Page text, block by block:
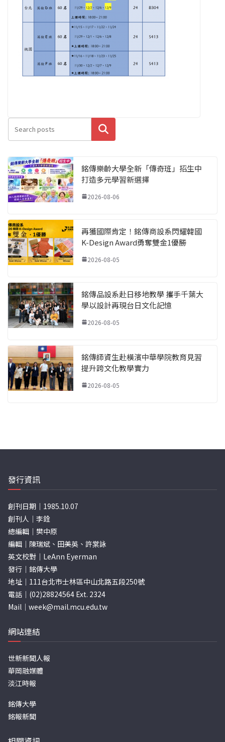
搜尋
銘傳樂齡大學全新「傳奇班」招生中
打造多元學習新選擇
2026-08-06
再獲國際肯定！銘傳商設系閃耀韓國
K-Design Award勇奪雙金1優勝
2026-08-05
銘傳品設系赴日移地教學 攜手千葉大
學以設計再現台日文化記憶
2026-08-05
銘傳師資生赴橫濱中華學院教育見習
提升跨文化教學實力
2026-08-05
發行資訊
創刊日期｜1985.10.07
創刊人｜李銓
總編輯｜樊中原
編輯｜陳瑞斌、田美英、許棠詠
英文校對｜LeAnn Eyerman
發行｜銘傳大學
地址｜111台北市士林區中山北路五段250號
電話｜(02)28824564 Ext. 2324
Mail｜ week@mail.mcu.edu.tw
網站連結
世新新聞人報
華岡融媒體
淡江時報
銘傳大學
銘報新聞